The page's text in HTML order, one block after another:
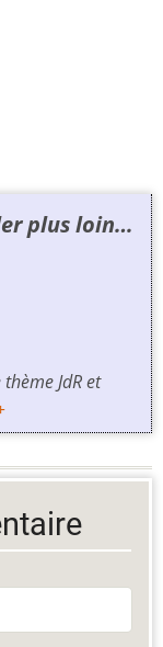
plus loin…
thèmeJdR et